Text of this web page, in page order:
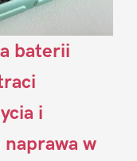
baterii
i
w